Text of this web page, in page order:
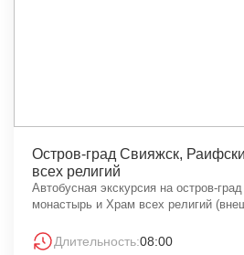
Остров-град Свияжск,
всех религий
Автобусная экскурсия на остров-
монастырь и Храм всех религий
Длительность:08:00